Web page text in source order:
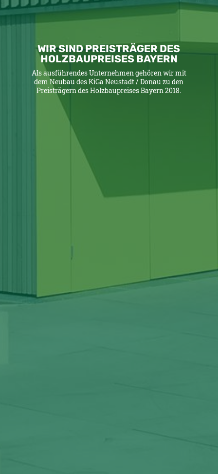
WIR SIND PREISTRÄGER DES
HOLZBAUPREISES BAYERN
Als ausführendes Unternehmen gehören wir mit
dem Neubau des KiGa Neustadt / Donau zu den
Preisträgern des Holzbaupreises Bayern 2018.